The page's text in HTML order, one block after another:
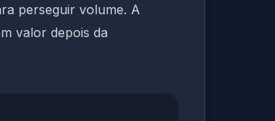
perseguir volume. A
valor depois da